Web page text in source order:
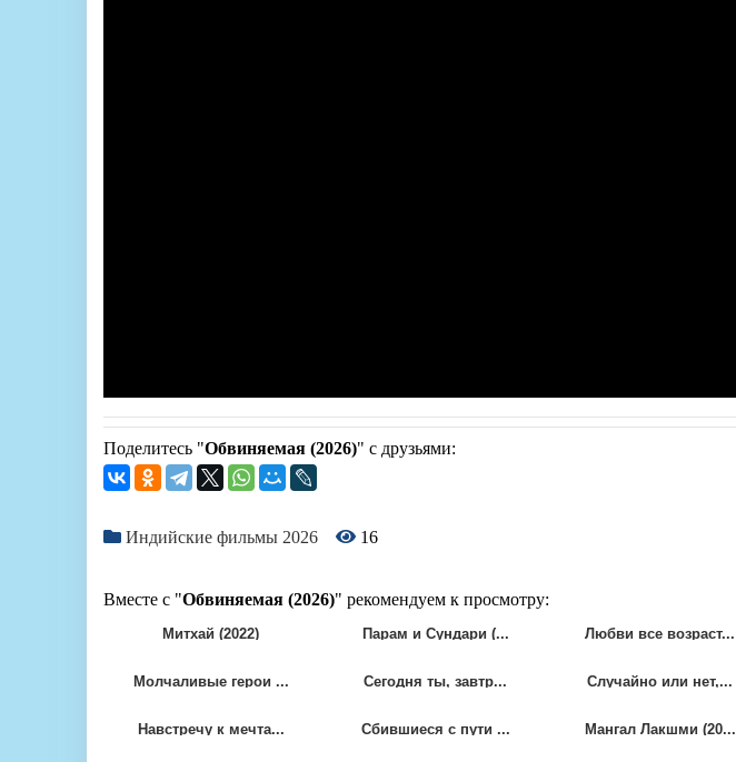
Поделитесь "Обвиняемая (2026)" с друзьями:
Индийские фильмы 2026 16
Вместе с "Обвиняемая (2026)" рекомендуем к просмотру:
Митхай (2022) Парам и Сундари (... Любви все возраст...
Молчаливые герои ... Сегодня ты, завтр... Случайно или нет,...
Навстречу к мечта... Сбившиеся с пути ... Мангал Лакшми (20...